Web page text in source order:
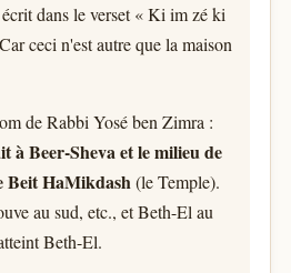
dans le verset « Ki im zé ki
ceci n'est autre que la maison
de Rabbi Yosé ben Zimra :
à Beer-Sheva et le milieu de
Beit HaMikdash(le Temple).
au sud, etc., et Beth-El au
Beth-El.